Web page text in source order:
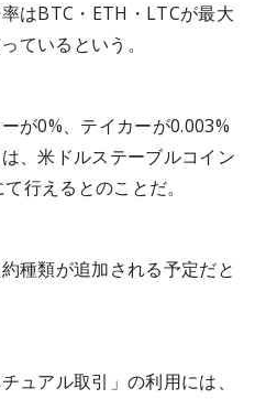
はBTC・ETH・LTCが最大
ているという。
が0%、テイカーが0.003%
、米ドルステーブルコイン
行えるとのことだ。
種類が追加される予定だと
ュアル取引」の利用には、